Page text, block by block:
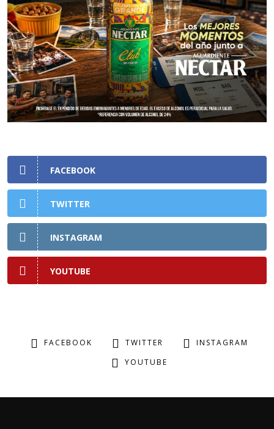
FACEBOOK
TWITTER
INSTAGRAM
YOUTUBE
FACEBOOK TWITTER
INSTAGRAM
YOUTUBE